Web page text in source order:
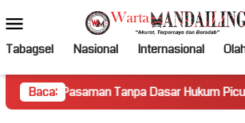
ke
kontenMobile
Tabagsel Nasional Internasional
Baca:
Tanpa Dasar Hukum Picu Keresahan